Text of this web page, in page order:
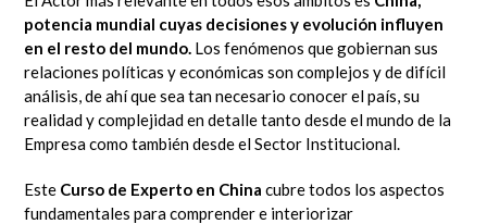
potencia mundial cuyas decisiones y evolución influyen
en el resto del mundo. Los fenómenos que gobiernan sus
relaciones políticas y económicas son complejos y de difícil
análisis, de ahí que sea tan necesario conocer el país, su
realidad y complejidad en detalle tanto desde el mundo de la
Empresa como también desde el Sector Institucional.
Este Curso de Experto en China cubre todos los aspectos
fundamentales para comprender e interiorizar